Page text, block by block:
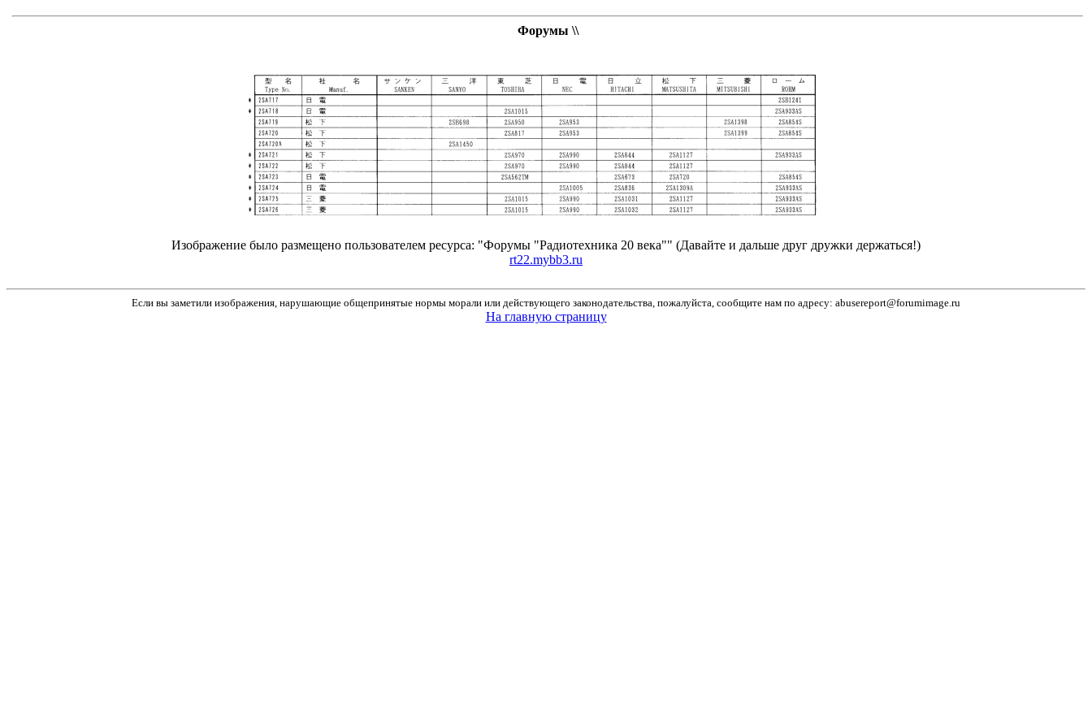
Форумы \\
Изображение было размещено пользователем ресурса: "Форумы "Радиотехника 20 века"" (Давайте и дальше друг дружки держаться!)
rt22.mybb3.ru
Если вы заметили изображения, нарушающие общепринятые нормы морали или действующего законодательства, пожалуйста, сообщите нам по адресу: abusereport@forumimage.ru
На главную страницу